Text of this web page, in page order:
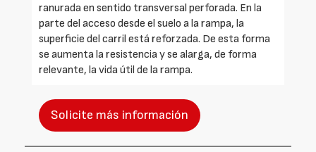
ranurada en sentido transversal perforada. En la
parte del acceso desde el suelo a la rampa, la
superficie del carril está reforzada. De esta forma
se aumenta la resistencia y se alarga, de forma
relevante, la vida útil de la rampa.
Solicite más información